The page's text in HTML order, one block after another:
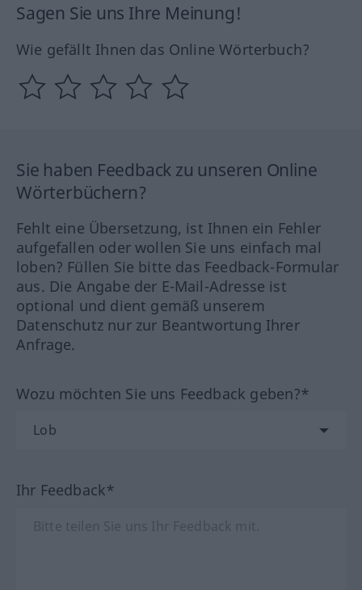
Sagen Sie uns Ihre Meinung!
Wie gefällt Ihnen das Online Wörterbuch?
Sie haben Feedback zu unseren Online
Wörterbüchern?
Fehlt eine Übersetzung, ist Ihnen ein Fehler
aufgefallen oder wollen Sie uns einfach mal
loben? Füllen Sie bitte das Feedback-Formular
aus. Die Angabe der E-Mail-Adresse ist
optional und dient gemäß unserem
Datenschutz nur zur Beantwortung Ihrer
Anfrage.
Wozu möchten Sie uns Feedback geben?*
Ihr Feedback*